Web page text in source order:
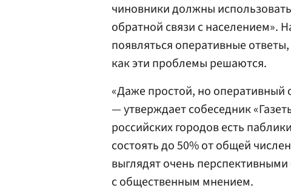
чиновники должны
обратной связи с населением».
появляться оперативные
как эти проблемы решаются.
«Даже простой, но оперативный
— утверждает собеседник
российских городов есть
состоять до 50% от общей
выглядят очень
с общественным мнением.